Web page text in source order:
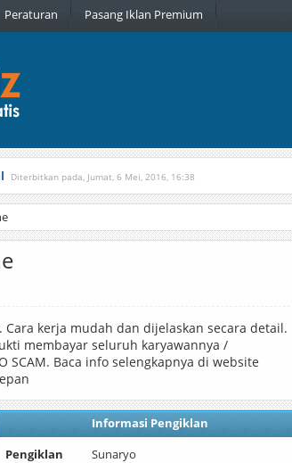
Peraturan Pasang Iklan Premium
Diterbitkan pada, Jumat, 6 Mei, 2016, 16:38
16 Februari, 2017, 21:34
kerja mudah dan dijelaskan secara detail.
membayar seluruh karyawannya /
SCAM. Baca info selengkapnya di website
Informasi Pengiklan
Pengiklan
Sunaryo